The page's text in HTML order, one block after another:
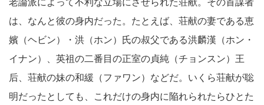
老論派によって不利な立場にさせられた荘献。その首謀者
は、なんと彼の身内だった。たとえば、荘献の妻である恵
嬪（ヘビン）・洪（ホン）氏の叔父である洪麟漢（ホン・
イナン）、英祖の二番目の正室の貞純（チョンスン）王
后、荘献の妹の和緩（ファワン）などだ。いくら荘献が聡
明だったとしても、これだけの身内に陥れられたらひとた